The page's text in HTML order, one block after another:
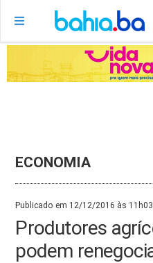
ECONOMIA
Publicado em 12/12/2016 às
Produtores
podem